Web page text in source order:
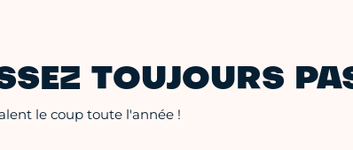
TOUJOURS
le coup toute l'année !